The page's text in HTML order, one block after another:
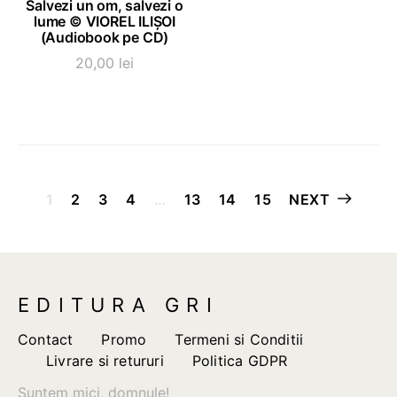
Salvezi un om, salvezi o
lume © VIOREL ILIȘOI
(Audiobook pe CD)
20,00 lei
Paginație
1 2 3 4 … 13 14 15 NEXT
EDITURA GRI
Contact Promo
Termeni si Conditii
Livrare si retururi
Politica GDPR
Suntem mici, domnule!